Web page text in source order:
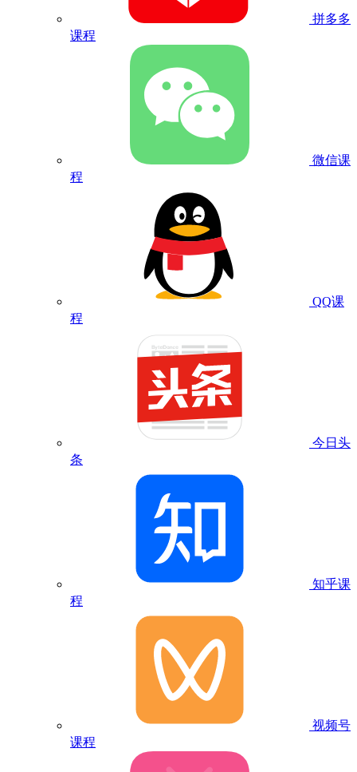
拼多多
课程
微信课
程
QQ课
程
今日头
条
知乎课
程
视频号
课程